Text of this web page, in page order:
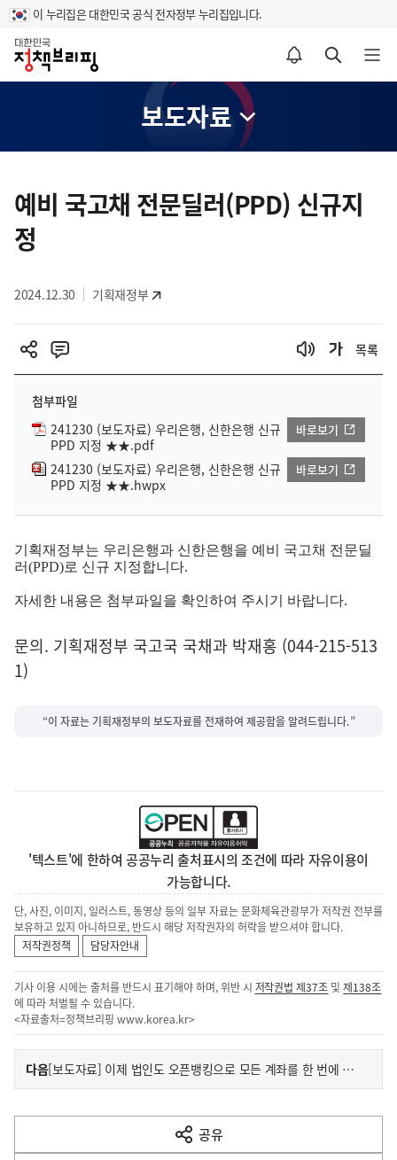
이 누리집은 대한민국 공식 전자정부 누리집입니다.
홈
알림설정 바로가기 검색 바로가기 메뉴 열기
보도자료
텐
츠
영
예비 국고채 전문딜러(PPD) 신규지
정
2024.12.30 기획재정부
목록
첨부파일
241230 (보도자료) 우리은행, 신한은행 신규
PPD 지정 ★★.pdf
바로보기
241230 (보도자료) 우리은행, 신한은행 신규
PPD 지정 ★★.hwpx
바로보기
기획재정부는 우리은행과 신한은행을 예비 국고채 전문딜
러(PPD)로 신규 지정합니다.
자세한 내용은 첨부파일을 확인하여 주시기 바랍니다.
문의. 기획재정부 국고국 국채과 박재홍 (044-215-513
1)
“이 자료는 기획재정부의 보도자료를 전재하여 제공함을 알려드립니다.”
'텍스트'에 한하여 공공누리 출처표시의 조건에 따라 자유이용이
가능합니다.
단, 사진, 이미지, 일러스트, 동영상 등의 일부 자료는 문화체육관광부가 저작권 전부를
보유하고 있지 아니하므로, 반드시 해당 저작권자의 허락을 받으셔야 합니다.
저작권정책
담당자안내
기사 이용 시에는 출처를 반드시 표기해야 하며, 위반 시 저작권법 제37조 및제138조
에 따라 처벌될 수 있습니다.
<자료출처=정책브리핑 www.korea.kr>
이
전
다
음
다음기
사
[보도자료] 이제 법인도 오픈뱅킹으로 모든 계좌를 한 번에 조회할 수 있습니다.
공유
열